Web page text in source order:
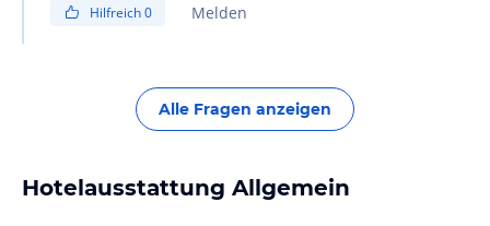
Hilfreich0 Melden
Alle Fragen anzeigen
Hotelausstattung Allgemein